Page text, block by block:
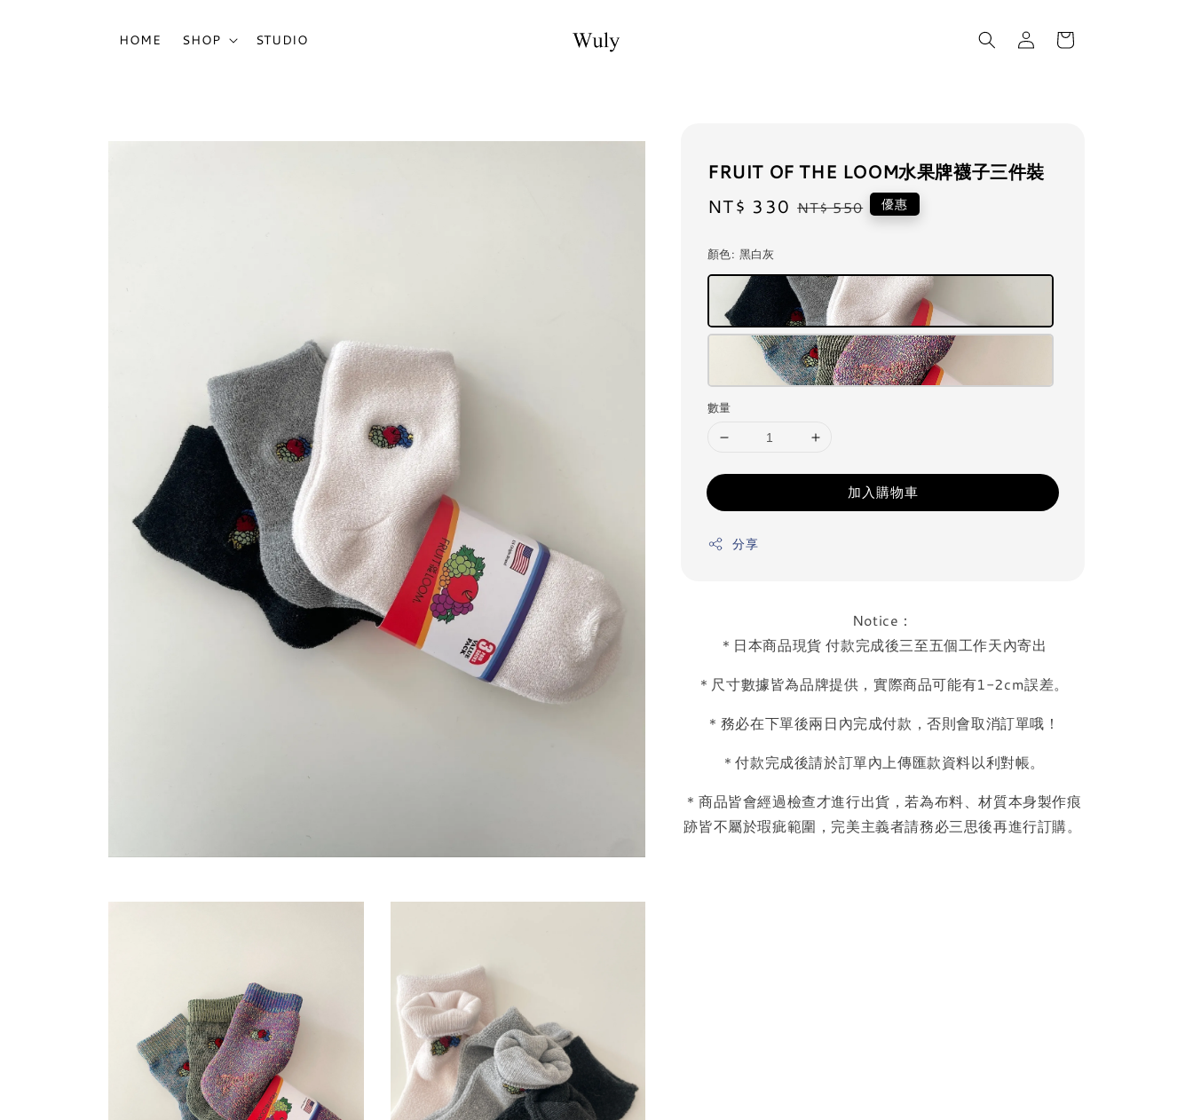
HOME SHOP STUDIO
FRUIT OF THE LOOM水果牌襪子三件裝
Sale
NT$ 330 Regular
NT$ 550 優惠
顏色: 黑白灰
數量
加入購物車
分享
Notice：
＊日本商品現貨 付款完成後三至五個工作天內寄出
＊尺寸數據皆為品牌提供，實際商品可能有1-2cm誤差。
＊務必在下單後兩日內完成付款，否則會取消訂單哦！
＊付款完成後請於訂單內上傳匯款資料以利對帳。
＊商品皆會經過檢查才進行出貨，若為布料、材質本身製作痕
跡皆不屬於瑕疵範圍，完美主義者請務必三思後再進行訂購。